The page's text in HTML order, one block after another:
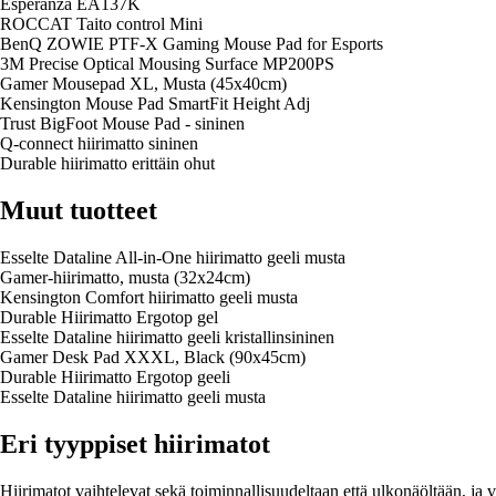
Esperanza EA137K
ROCCAT Taito control Mini
BenQ ZOWIE PTF-X Gaming Mouse Pad for Esports
3M Precise Optical Mousing Surface MP200PS
Gamer Mousepad XL, Musta (45x40cm)
Kensington Mouse Pad SmartFit Height Adj
Trust BigFoot Mouse Pad - sininen
Q-connect hiirimatto sininen
Durable hiirimatto erittäin ohut
Muut tuotteet
Esselte Dataline All-in-One hiirimatto geeli musta
Gamer-hiirimatto, musta (32x24cm)
Kensington Comfort hiirimatto geeli musta
Durable Hiirimatto Ergotop gel
Esselte Dataline hiirimatto geeli kristallinsininen
Gamer Desk Pad XXXL, Black (90x45cm)
Durable Hiirimatto Ergotop geeli
Esselte Dataline hiirimatto geeli musta
Eri tyyppiset hiirimatot
Hiirimatot vaihtelevat sekä toiminnallisuudeltaan että ulkonäöltään, ja